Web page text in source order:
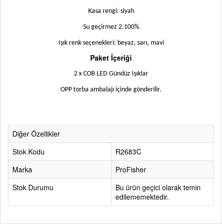
Kasa rengi: siyah
Su geçirmez 2.100%
Işık renk seçenekleri: beyaz, sarı, mavi
Paket İçeriği
2 x COB LED Gündüz Işıklar
OPP torba ambalajı içinde gönderilir.
Diğer Özellikler
Stok Kodu
R2683C
Marka
ProFisher
Stok Durumu
Bu ürün geçici olarak temin
edilememektedir.